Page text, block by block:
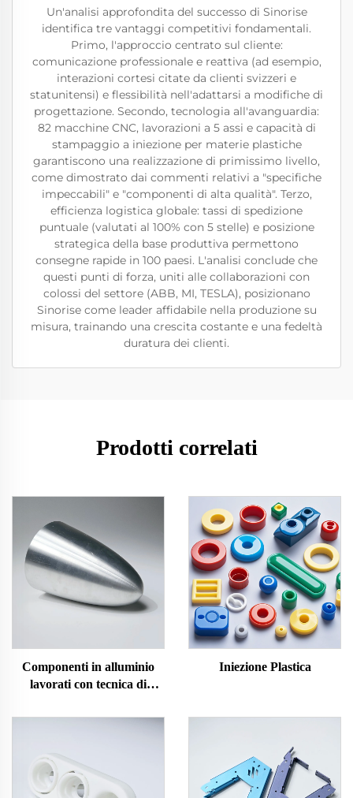
Un'analisi approfondita del successo di Sinorise
identifica tre vantaggi competitivi fondamentali.
Primo, l'approccio centrato sul cliente:
comunicazione professionale e reattiva (ad esempio,
interazioni cortesi citate da clienti svizzeri e
statunitensi) e flessibilità nell'adattarsi a modifiche di
progettazione. Secondo, tecnologia all'avanguardia:
82 macchine CNC, lavorazioni a 5 assi e capacità di
stampaggio a iniezione per materie plastiche
garantiscono una realizzazione di primissimo livello,
come dimostrato dai commenti relativi a "specifiche
impeccabili" e "componenti di alta qualità". Terzo,
efficienza logistica globale: tassi di spedizione
puntuale (valutati al 100% con 5 stelle) e posizione
strategica della base produttiva permettono
consegne rapide in 100 paesi. L'analisi conclude che
questi punti di forza, uniti alle collaborazioni con
colossi del settore (ABB, MI, TESLA), posizionano
Sinorise come leader affidabile nella produzione su
misura, trainando una crescita costante e una fedeltà
duratura dei clienti.
Prodotti correlati
Componenti in alluminio
lavorati con tecnica di
Iniezione Plastica